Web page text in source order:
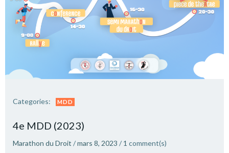
Categories: MDD
4e MDD (2023)
Marathon du Droit /mars 8, 2023 / 1 comment(s)